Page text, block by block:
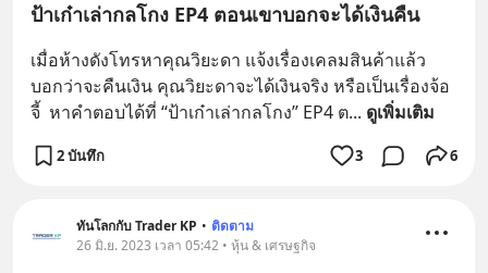
ป้าเก๋าเล่ากลโกง EP4 ตอนเขาบอกจะได้เงินคืน
เมื่อห้างดังโทรหาคุณวิยะดา แจ้งเรื่องเคลมสินค้าแล้ว
บอกว่าจะคืนเงิน คุณวิยะดาจะได้เงินจริง หรือเป็นเรื่องจ้อ
จี้  หาคำตอบได้ที่ “ป้าเก๋าเล่ากลโกง” EP4 ต... ดูเพิ่มเติม
2 บันทึก 3 6
ทันโลกกับ Trader KP • ติดตาม
26 มิ.ย. 2023 เวลา 05:42 • หุ้น & เศรษฐกิจ